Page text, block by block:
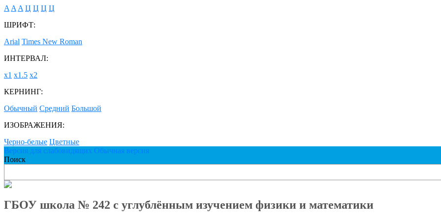
A A A Ц Ц Ц Ц
ШРИФТ:
Arial Times New Roman
ИНТЕРВАЛ:
х1 х1.5 х2
КЕРНИНГ:
Обычный Средний Большой
ИЗОБРАЖЕНИЯ:
Черно-белые Цветные
Версия для слабовидящих Обычная версия
Поиск
ГБОУ школа № 242 с углублённым изучением физики и математики